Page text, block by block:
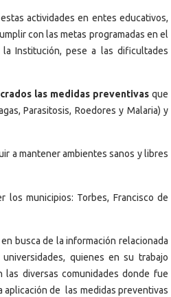
actividades en entes educativos,
con las metas programadas en el
Institución, pese a las dificultades
las medidas preventivasque
Parasitosis, Roedores y Malaria) y
a mantener ambientes sanos y libres
municipios: Torbes, Francisco de
busca de la información relacionada
quienes en su trabajo
diversas comunidades donde fue
aplicación de las medidas preventivas